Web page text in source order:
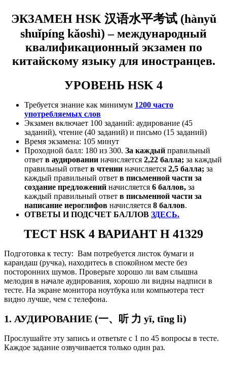
ЭКЗАМЕН HSK 汉语水平考试(hànyǔ
shuǐpíng kǎoshì) –международный
квалификационный экзамен по
китайскому языку для иностранцев.
УРОВЕНЬ HSK 4
Требуется знание как минимум 1200 часто
употребляемых слов
Экзамен включает 100 заданий: аудирование (45
заданий), чтение (40 заданий) и письмо (15 заданий)
Время экзамена: 105 минут
Проходной балл: 180 из 300. За каждый правильный
ответ в аудировании начисляется 2,22 балла; за каждый
правильный ответ в чтении начисляется 2,5 балла; за
каждый правильный ответ в письменной части за
создание предложений начисляется 6 баллов, за
каждый правильный ответ в письменной части за
написание иероглифов начисляется 8 баллов.
ОТВЕТЫ И ПОДСЧЕТ БАЛЛОВ ЗДЕСЬ.
ТЕСТ HSK 4 ВАРИАНТ H 41329
Подготовка к тесту: Вам потребуется листок бумаги и
карандаш (ручка), находитесь в спокойном месте без
посторонних шумов. Проверьте хорошо ли вам слышна
мелодия в начале аудирования, хорошо ли видны надписи в
тесте. На экране монитора ноутбука или компьютера тест
видно лучше, чем с телефона.
1. АУДИРОВАНИЕ (一、听 力 yī, tīng lì)
Прослушайте эту запись и ответьте с 1 по 45 вопросы в тесте.
Каждое задание озвучивается только один раз.